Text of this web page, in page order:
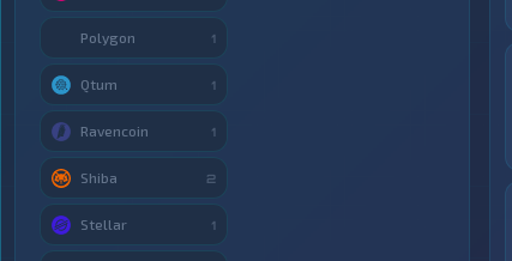
Polygon 1
Qtum 1
Ravencoin 1
Shiba 2
Stellar 1